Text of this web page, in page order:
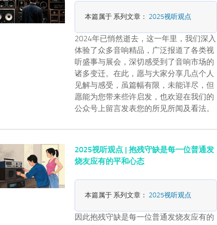
本篇属于 系列文章： 2025视听观点
2024年已悄然逝去，这一年里，我们深入
体验了众多音响精品，广泛报道了各类视
听盛事与展会，深切感受到了音响市场的
诸多变迁。在此，愿与大家分享几点个人
见解与感受，虽篇幅有限，未能详尽，但
愿能为您带来些许启发，也欢迎在我们的
公众号上留言发表您的所见所闻及看法。
2025视听观点 | 抱残守缺是每一位普通发
烧友应有的平和心态
本篇属于 系列文章： 2025视听观点
因此抱残守缺是每一位普通发烧友应有的